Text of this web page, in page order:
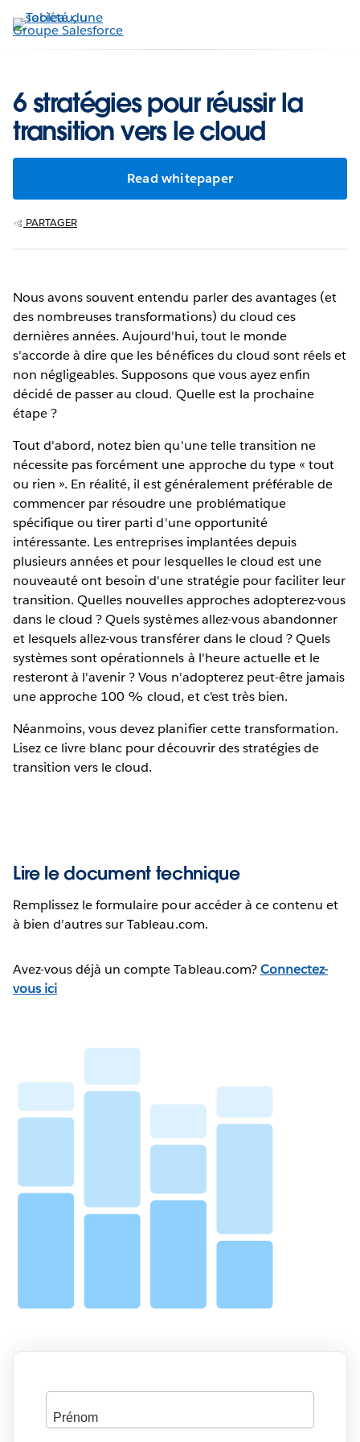
Aller
au
6 stratégies pour réussir la
transition vers le cloud
Read whitepaper
PARTAGER
Nous avons souvent entendu parler des avantages (et
des nombreuses transformations) du cloud ces
dernières années. Aujourd'hui, tout le monde
s'accorde à dire que les bénéfices du cloud sont réels et
non négligeables. Supposons que vous ayez enfin
décidé de passer au cloud. Quelle est la prochaine
étape ?
Tout d'abord, notez bien qu'une telle transition ne
nécessite pas forcément une approche du type « tout
ou rien ». En réalité, il est généralement préférable de
commencer par résoudre une problématique
spécifique ou tirer parti d'une opportunité
intéressante. Les entreprises implantées depuis
plusieurs années et pour lesquelles le cloud est une
nouveauté ont besoin d'une stratégie pour faciliter leur
transition. Quelles nouvelles approches adopterez-vous
dans le cloud ? Quels systèmes allez-vous abandonner
et lesquels allez-vous transférer dans le cloud ? Quels
systèmes sont opérationnels à l'heure actuelle et le
resteront à l'avenir ? Vous n'adopterez peut-être jamais
une approche 100 % cloud, et c'est très bien.
Néanmoins, vous devez planifier cette transformation.
Lisez ce livre blanc pour découvrir des stratégies de
transition vers le cloud.
Lire le document technique
Remplissez le formulaire pour accéder à ce contenu et
à bien d’autres sur Tableau.com.
Avez-vous déjà un compte Tableau.com?Connectez-
vous ici